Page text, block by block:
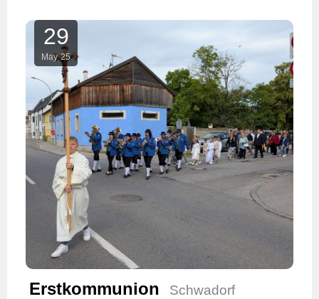
29
May 25
Erstkommunion Schwadorf